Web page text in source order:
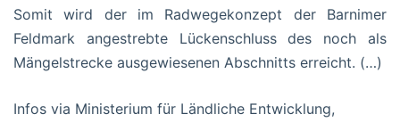
Somit wird der im Radwegekonzept der Barnimer
Feldmark angestrebte Lückenschluss des noch als
Mängelstrecke ausgewiesenen Abschnitts erreicht. (…)
Infos via Ministerium für Ländliche Entwicklung,